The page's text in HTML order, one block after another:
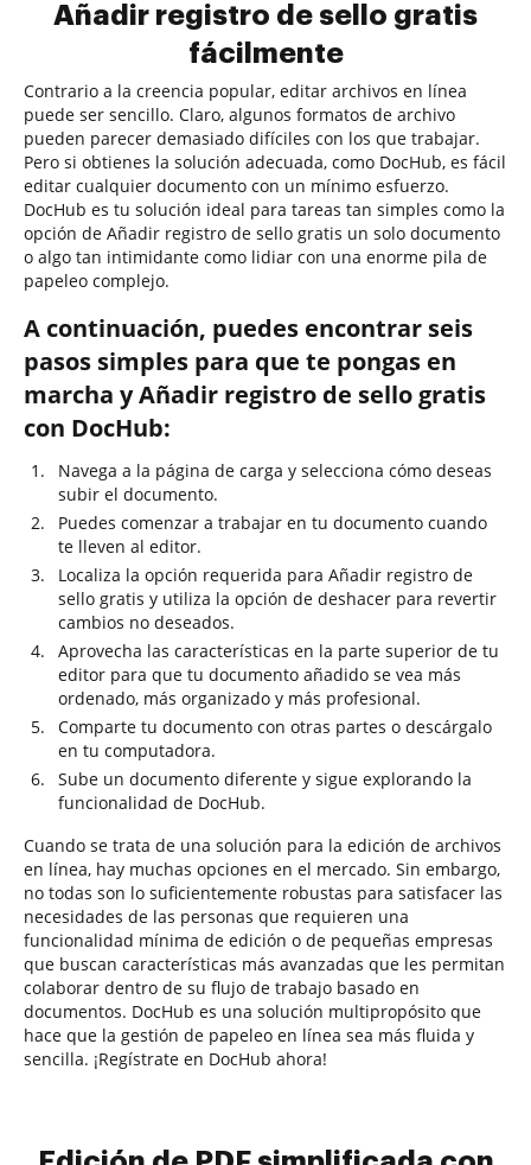
Añadir registro de sello gratis
fácilmente
Contrario a la creencia popular, editar archivos en línea
puede ser sencillo. Claro, algunos formatos de archivo
pueden parecer demasiado difíciles con los que trabajar.
Pero si obtienes la solución adecuada, como DocHub, es fácil
editar cualquier documento con un mínimo esfuerzo.
DocHub es tu solución ideal para tareas tan simples como la
opción de Añadir registro de sello gratis un solo documento
o algo tan intimidante como lidiar con una enorme pila de
papeleo complejo.
A continuación, puedes encontrar seis
pasos simples para que te pongas en
marcha y Añadir registro de sello gratis
con DocHub:
Navega a la página de carga y selecciona cómo deseas
subir el documento.
Puedes comenzar a trabajar en tu documento cuando
te lleven al editor.
Localiza la opción requerida para Añadir registro de
sello gratis y utiliza la opción de deshacer para revertir
cambios no deseados.
Aprovecha las características en la parte superior de tu
editor para que tu documento añadido se vea más
ordenado, más organizado y más profesional.
Comparte tu documento con otras partes o descárgalo
en tu computadora.
Sube un documento diferente y sigue explorando la
funcionalidad de DocHub.
Cuando se trata de una solución para la edición de archivos
en línea, hay muchas opciones en el mercado. Sin embargo,
no todas son lo suficientemente robustas para satisfacer las
necesidades de las personas que requieren una
funcionalidad mínima de edición o de pequeñas empresas
que buscan características más avanzadas que les permitan
colaborar dentro de su flujo de trabajo basado en
documentos. DocHub es una solución multipropósito que
hace que la gestión de papeleo en línea sea más fluida y
sencilla. ¡Regístrate en DocHub ahora!